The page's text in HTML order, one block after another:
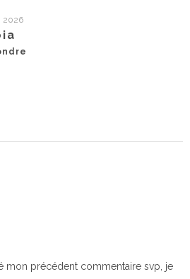
2026
mon précédent commentaire svp, je